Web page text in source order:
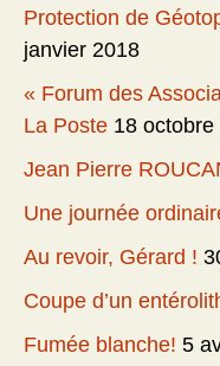
Protection de
janvier 2018
« Forum des
La Poste 18 octobre
Jean Pierre
Une journée
Au revoir, Gérard !
Coupe d’un
Fumée blanche! 5